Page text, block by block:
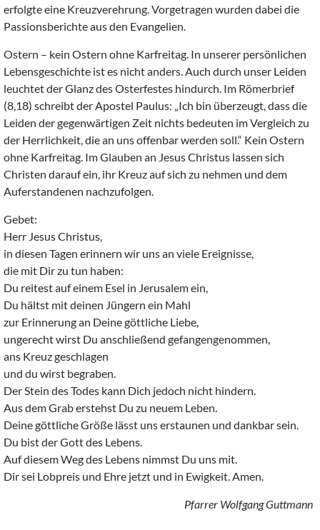
erfolgte eine Kreuzverehrung. Vorgetragen wurden dabei die
Passionsberichte aus den Evangelien.
Ostern – kein Ostern ohne Karfreitag. In unserer persönlichen
Lebensgeschichte ist es nicht anders. Auch durch unser Leiden
leuchtet der Glanz des Osterfestes hindurch. Im Römerbrief
(8,18) schreibt der Apostel Paulus: „Ich bin überzeugt, dass die
Leiden der gegenwärtigen Zeit nichts bedeuten im Vergleich zu
der Herrlichkeit, die an uns offenbar werden soll.“ Kein Ostern
ohne Karfreitag. Im Glauben an Jesus Christus lassen sich
Christen darauf ein, ihr Kreuz auf sich zu nehmen und dem
Auferstandenen nachzufolgen.
Gebet:
Herr Jesus Christus,
in diesen Tagen erinnern wir uns an viele Ereignisse,
die mit Dir zu tun haben:
Du reitest auf einem Esel in Jerusalem ein,
Du hältst mit deinen Jüngern ein Mahl
zur Erinnerung an Deine göttliche Liebe,
ungerecht wirst Du anschließend gefangengenommen,
ans Kreuz geschlagen
und du wirst begraben.
Der Stein des Todes kann Dich jedoch nicht hindern.
Aus dem Grab erstehst Du zu neuem Leben.
Deine göttliche Größe lässt uns erstaunen und dankbar sein.
Du bist der Gott des Lebens.
Auf diesem Weg des Lebens nimmst Du uns mit.
Dir sei Lobpreis und Ehre jetzt und in Ewigkeit. Amen.
Pfarrer Wolfgang Guttmann